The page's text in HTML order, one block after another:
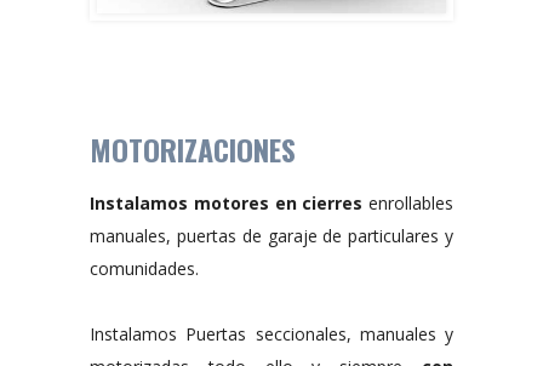
MOTORIZACIONES
Instalamos motores en cierres enrollables
manuales, puertas de garaje de particulares y
comunidades.
Instalamos Puertas seccionales, manuales y